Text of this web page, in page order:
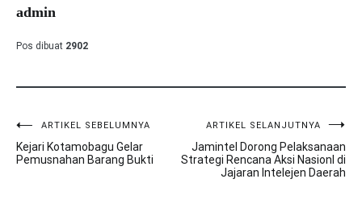
admin
Pos dibuat 2902
Navigasi
pos
ARTIKEL SEBELUMNYA
Kejari Kotamobagu Gelar
Pemusnahan Barang Bukti
ARTIKEL SELANJUTNYA
Jamintel Dorong Pelaksanaan
Strategi Rencana Aksi Nasionl di
Jajaran Intelejen Daerah